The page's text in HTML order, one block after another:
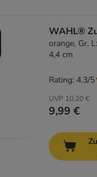
WAHL®
orange, Gr.
4,4 cm
UVP 10,20 €
9,99 €
Rating: 4.3/5